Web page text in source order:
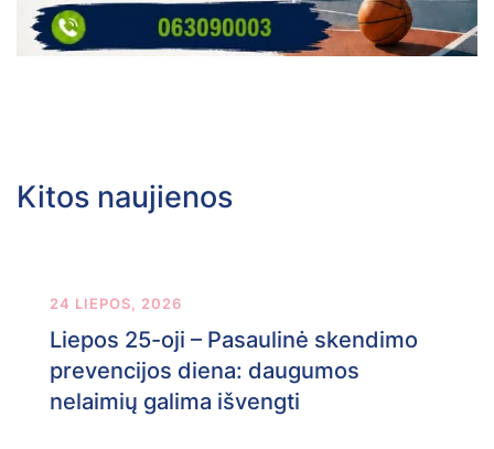
Kitos naujienos
24 LIEPOS, 2026
Liepos 25-oji – Pasaulinė skendimo
prevencijos diena: daugumos
nelaimių galima išvengti